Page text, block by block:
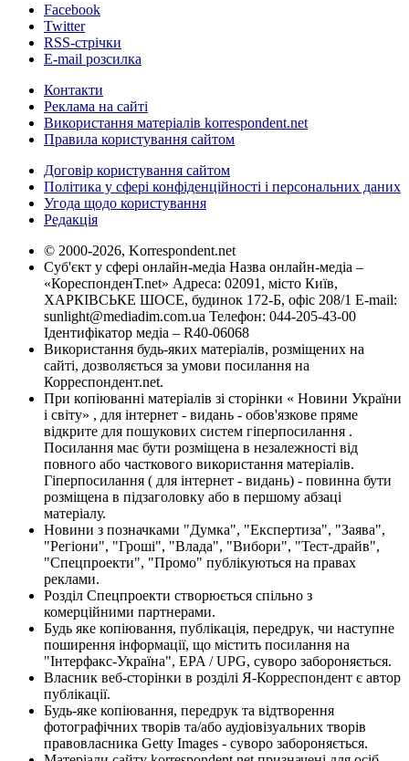
Facebook
Twitter
RSS-стрічки
E-mail розсилка
Контакти
Реклама на сайті
Використання матеріалів korrespondent.net
Правила користування сайтом
Договір користування сайтом
Політика у сфері конфіденційності і персональних даних
Угода щодо користування
Редакція
© 2000-2026, Korrespondent.net
Суб'єкт у сфері онлайн-медіа Назва онлайн-медіа –
«КореспонденТ.net» Адреса: 02091, місто Київ,
ХАРКІВСЬКЕ ШОСЕ, будинок 172-Б, офіс 208/1 E-mail:
sunlight@mediadim.com.ua Телефон: 044-205-43-00
Ідентифікатор медіа – R40-06068
Використання будь-яких матеріалів, розміщених на
сайті, дозволяється за умови посилання на
Корреспондент.net.
При копіюванні матеріалів зі сторінки « Новини України
і світу» , для інтернет - видань - обов'язкове пряме
відкрите для пошукових систем гіперпосилання .
Посилання має бути розміщена в незалежності від
повного або часткового використання матеріалів.
Гіперпосилання ( для інтернет - видань) - повинна бути
розміщена в підзаголовку або в першому абзаці
матеріалу.
Новини з позначками "Думка", "Експертиза", "Заява",
"Регіони", "Гроші", "Влада", "Вибори", "Тест-драйв",
"Спецпроекти", "Промо" публікуються на правах
реклами.
Розділ Спецпроекти створюється спільно з
комерційними партнерами.
Будь яке копіювання, публікація, передрук, чи наступне
поширення інформації, що містить посилання на
"Інтерфакс-Україна", EPA / UPG, суворо забороняється.
Власник веб-сторінки в розділі Я-Корреспондент є автор
публікації.
Будь-яке копіювання, передрук та відтворення
фотографічних творів та/або аудіовізуальних творів
правовласника Getty Images - суворо забороняється.